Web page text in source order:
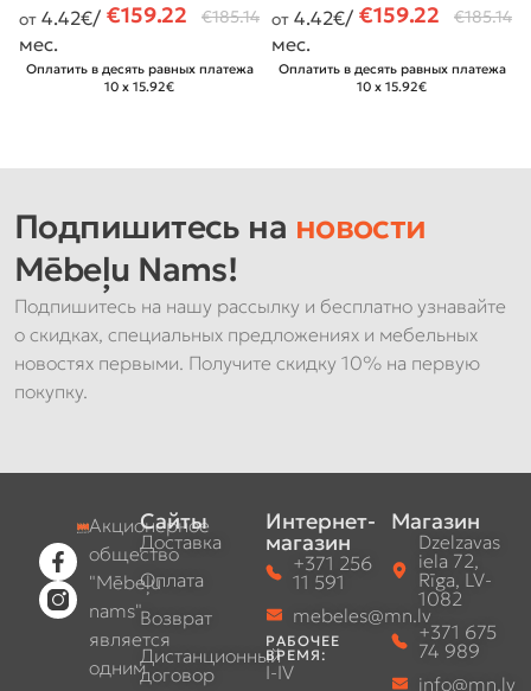
€159.22 €185.14
от 4.42€/
мес.
Оплатить в десять равных платежа
10 x 15.92€
€159.22 €185.14
от 4.42€/
мес.
Оплатить в десять равных платежа
10 x 15.92€
Подпишитесь на новости
Mēbeļu Nams!
Подпишитесь на нашу рассылку и бесплатно узнавайте
о скидках, специальных предложениях и мебельных
новостях первыми. Получите скидку 10% на первую
покупку.
Акционерное
общество
"Mēbeļu
nams"
является
одним
Сайты
Доставка
Оплата
Возврат
Дистанционный
договор
Интернет-
магазин
+371 256
11 591
mebeles@mn.lv
РАБОЧЕЕ
ВРЕМЯ:
I-IV
Магазин
Dzelzavas
iela 72,
Rīga, LV-
1082
+371 675
74 989
info@mn.lv